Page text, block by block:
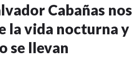
Cabañas nos
la vida nocturna y
se llevan